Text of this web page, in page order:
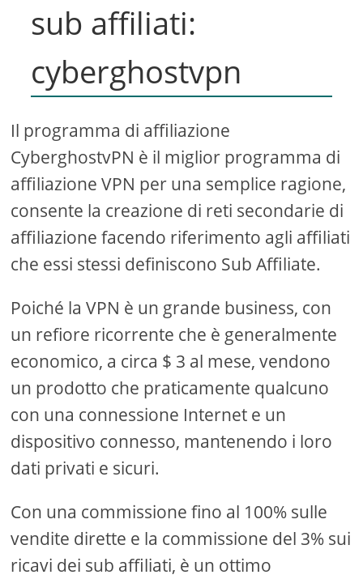
sub affiliati:
cyberghostvpn
Il programma di affiliazione
CyberghostvPN è il miglior programma di
affiliazione VPN per una semplice ragione,
consente la creazione di reti secondarie di
affiliazione facendo riferimento agli affiliati
che essi stessi definiscono Sub Affiliate.
Poiché la VPN è un grande business, con
un refiore ricorrente che è generalmente
economico, a circa $ 3 al mese, vendono
un prodotto che praticamente qualcuno
con una connessione Internet e un
dispositivo connesso, mantenendo i loro
dati privati ​​e sicuri.
Con una commissione fino al 100% sulle
vendite dirette e la commissione del 3% sui
ricavi dei sub affiliati, è un ottimo